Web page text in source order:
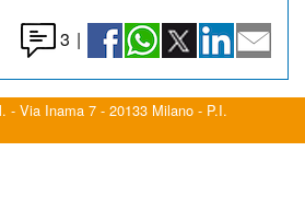
3 |
- Via Inama 7 - 20133 Milano - P.I.